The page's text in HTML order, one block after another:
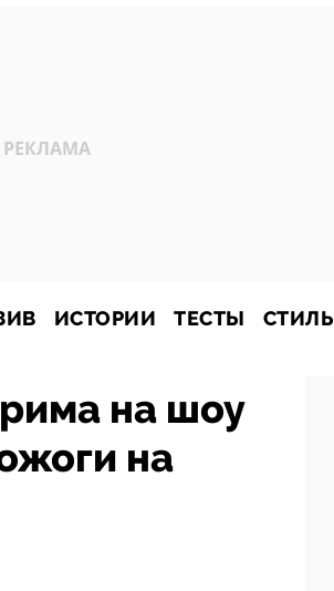
ИСТОРИИ ТЕСТЫ СТИЛЬ
на шоу
на